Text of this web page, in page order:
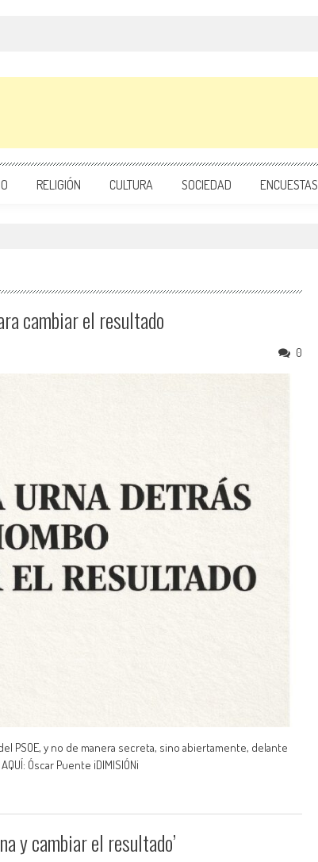
RELIGIÓN CULTURA SOCIEDAD ENCUESTAS
cambiar el resultado
0
PSOE, y no de manera secreta, sino abiertamente, delante
Óscar Puente ¡DIMISIÓN¡
y cambiar el resultado’